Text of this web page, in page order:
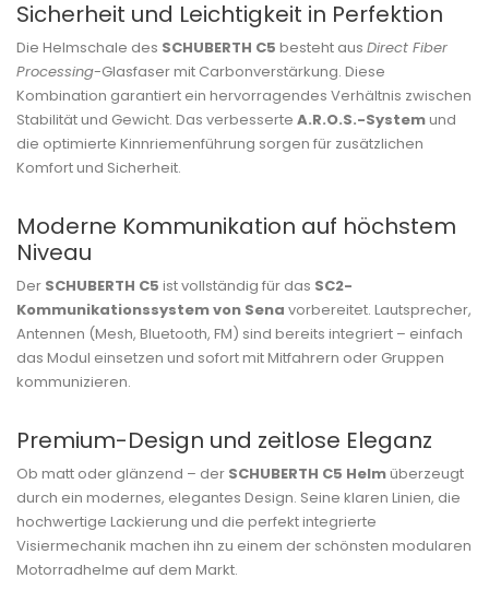
Sicherheit und Leichtigkeit in Perfektion
Die Helmschale des SCHUBERTH C5 besteht aus Direct Fiber
Processing-Glasfaser mit Carbonverstärkung. Diese
Kombination garantiert ein hervorragendes Verhältnis zwischen
Stabilität und Gewicht. Das verbesserte A.R.O.S.-Systemund
die optimierte Kinnriemenführung sorgen für zusätzlichen
Komfort und Sicherheit.
Moderne Kommunikation auf höchstem
Niveau
Der SCHUBERTH C5 ist vollständig für das SC2-
Kommunikationssystem von Sena vorbereitet. Lautsprecher,
Antennen (Mesh, Bluetooth, FM) sind bereits integriert – einfach
das Modul einsetzen und sofort mit Mitfahrern oder Gruppen
kommunizieren.
Premium-Design und zeitlose Eleganz
Ob matt oder glänzend – der SCHUBERTH C5 Helmüberzeugt
durch ein modernes, elegantes Design. Seine klaren Linien, die
hochwertige Lackierung und die perfekt integrierte
Visiermechanik machen ihn zu einem der schönsten modularen
Motorradhelme auf dem Markt.